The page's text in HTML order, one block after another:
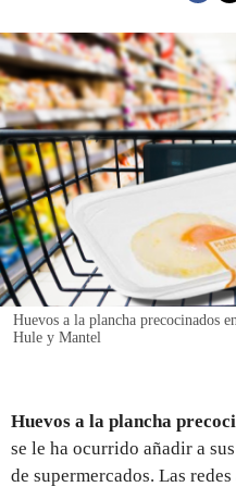
Huevos a la plancha precocinados
Hule y Mantel
Huevos a la plancha
se le ha ocurrido añadir a
de supermercados. Las